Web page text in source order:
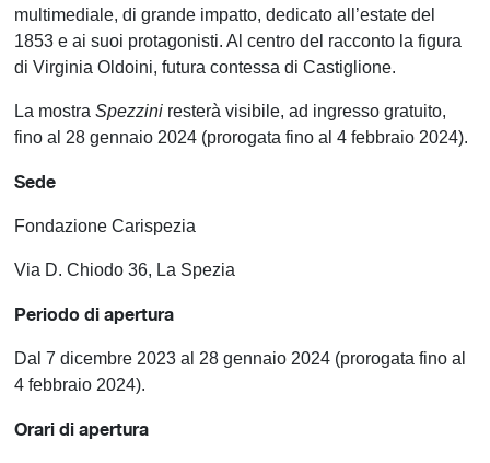
multimediale, di grande impatto, dedicato all’estate del
1853 e ai suoi protagonisti. Al centro del racconto la figura
di Virginia Oldoini, futura contessa di Castiglione.
La mostraSpezzini resterà visibile, ad ingresso gratuito,
fino al 28 gennaio 2024 (prorogata fino al 4 febbraio 2024).
Sede
Fondazione Carispezia
Via D. Chiodo 36, La Spezia
Periodo di apertura
Dal 7 dicembre 2023 al 28 gennaio 2024 (prorogata fino al
4 febbraio 2024).
Orari di apertura